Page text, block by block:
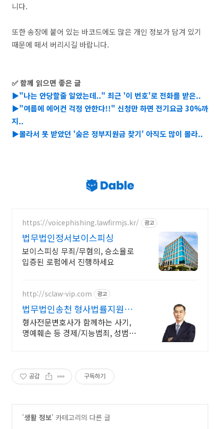
니다.
또한 송장에 붙어 있는 바코드에도 많은 개인 정보가 담겨 있기
때문에 떼서 버리시길 바랍니다.
✅함께 읽으면 좋은 글
▶"나는 안당할줄 알았는데.." 최근 '이 번호'로 전화를 받은..
▶"여름에 에어컨 걱정 안한다!!" 신청만 하면 전기요금 30%까
지..
▶몰라서 못 받았던 '숨은 정부지원금 찾기' 아직도 많이 몰라..
https://voicephishing.lawfirmjs.kr/ 광고
법무법인정서보이스피싱
보이스피싱 무죄/무혐의, 승소율로
입증된 로펌에서 진행하세요
http://sclaw-vip.com 광고
법무법인송천 형사법률지원센
터
형사전문변호사가 함께하는 사기,
명예훼손 등 경제/지능범죄, 성범죄
공감 구독하기
'생활 정보' 카테고리의 다른 글